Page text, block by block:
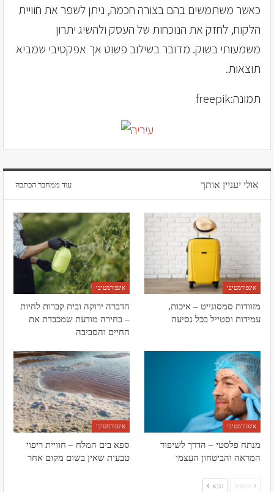
כאשר משתמשים בהם בצורה חכמה, ניתן לשפר את חוויית
הלקוח, לחזק את הנוכחות של העסק ולהשיג יתרון
משמעותי בשוק. מדובר בשילוב פשוט אך אפקטיבי שמביא
תוצאות.
תמונה:freepik
אולי יעניין אותך עוד ממחבר הכתבה
אינפורמטיבי
מזוודות סמסונייט – איכות,
עמידות וסטייל בכל נסיעה
אינפורמטיבי
הדברה ירוקה ובית קברות לחיות
– בחירה מודעת שמכבדת את
החיים והסביבה
אינפורמטיבי
מנתח פלסטי – הדרך לשיפור
המראה והביטחון העצמי
אינפורמטיבי
ספא בים המלח – חוויית ריפוי
טבעית שאין בשום מקום אחר
הקודם הבא